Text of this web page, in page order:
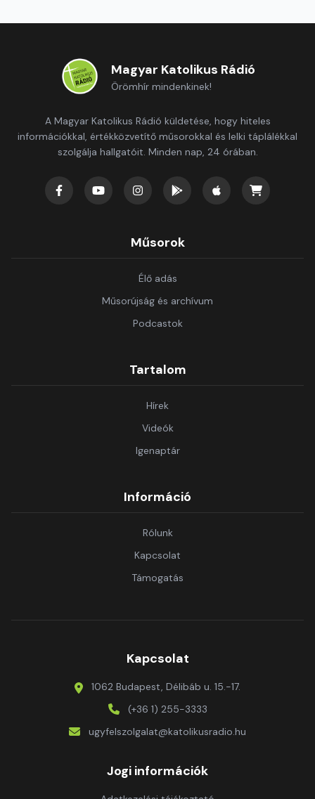
Magyar Katolikus Rádió
Örömhír mindenkinek!
A Magyar Katolikus Rádió küldetése, hogy hiteles
információkkal, értékközvetítő műsorokkal és lelki táplálékkal
szolgálja hallgatóit. Minden nap, 24 órában.
Műsorok
Élő adás
Műsorújság és archívum
Podcastok
Tartalom
Hírek
Videók
Igenaptár
Információ
Rólunk
Kapcsolat
Támogatás
Kapcsolat
1062 Budapest, Délibáb u. 15.-17.
(+36 1) 255-3333
ugyfelszolgalat@katolikusradio.hu
Jogi információk